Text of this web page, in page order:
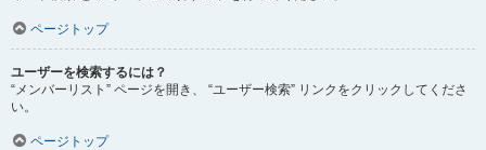
ページトップ
ユーザーを検索するには？
“メンバーリスト” ページを開き、 “ユーザー検索” リンクをクリックしてくださ
い。
ページトップ